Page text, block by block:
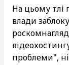
На цьому тлі
влади
проблеми",